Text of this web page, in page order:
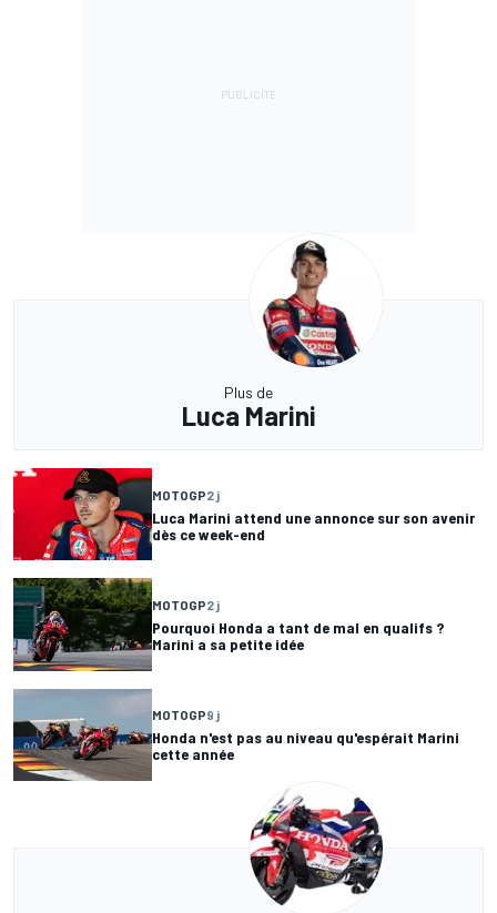
Plus de
Luca Marini
MOTOGP2 j
Luca Marini attend une annonce sur son avenir
dès ce week-end
MOTOGP2 j
Pourquoi Honda a tant de mal en qualifs ?
Marini a sa petite idée
MOTOGP9 j
Honda n'est pas au niveau qu'espérait Marini
cette année